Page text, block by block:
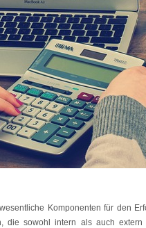
Komponenten für den
die sowohl intern als auch